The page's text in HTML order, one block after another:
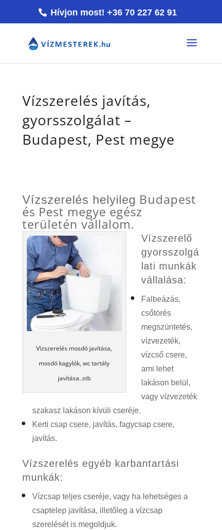
Hívjon most! +36 70 227 62 91
Vízszerelés javítás,
gyorsszolgálat –
Budapest, Pest megye
Vízszerelés helyileg Budapest
és Pest megye egész
területén vállalom.
Vízszerelés mosdó javítása,
mosdó kagylók, wc tartály
javítása..stb
Vízszerelő
gyorsszolgá
lati munkák
vállalása:
Falbeázás,
csőtörés
megszüntetés,
vízvezeték,
vízcső csere,
ami lehet
lakáson belül,
vagy vízvezeték
szakasz lakáson kívüli cseréje.
Kerti csap csere, javítás, fagycsap csere,
javítás.
Vízszerelés egyéb karbantartási
munkák:
Vízcsap teljes cseréje, vagy ha lehetséges a
csaptelep javítása, illetőleg a vízcsap
szerelését is megoldjuk.